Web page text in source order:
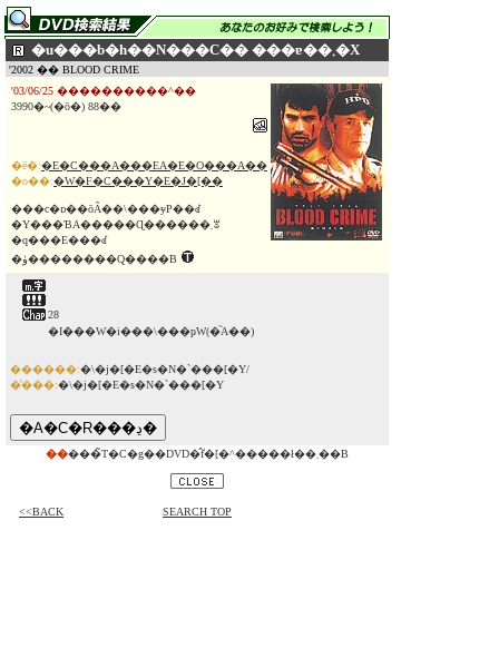
�u���b�h��N���C�� ���ɐ��܂�X
'2002 �� BLOOD CRIME
'03/06/25 ����������^��
3990�~(�ō�) 88��
�ē�:�E�C���A���EA�E�O���A��
�o��:�W�F�C���Y�E�J�[��
���c�ɒ��ōȂ��\���ɏP��ꂽ
�Y���ƁA�����Ɋ������܂ꑧ
�q���E���ꂽ
�ۈ��������Q����B
28
�I���W�i���\���ҏW(�֘A��)
������:�\�j�[�E�s�N�`���[�Y/
�̔���:�\�j�[�E�s�N�`���[�Y
�� ���̃T�C�g��DVD�̂݃f�[�^�����ł��܂��B
<<BACK SEARCH TOP